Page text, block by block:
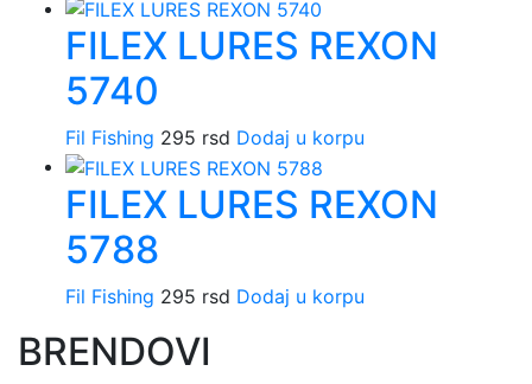
FILEX LURES REXON
5740
Fil Fishing 295 rsd Dodaj u korpu
FILEX LURES REXON
5788
Fil Fishing 295 rsd Dodaj u korpu
BRENDOVI